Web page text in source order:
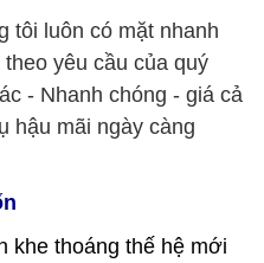
tôi luôn có mặt nhanh
yêu cầu của quý
- Nhanh chóng - giá cả
hậu mãi ngày càng
khe thoáng thế hệ mới